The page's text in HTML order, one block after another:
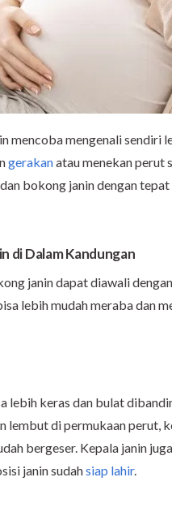
mencoba mengenali sendiri
gerakanatau menekan perut
bokong janin dengan
di Dalam Kandungan
janin dapat diawali
lebih mudah meraba dan
lebih keras dan bulat
lembut di permukaan perut,
bergeser. Kepala janin
janin sudahsiap lahir.